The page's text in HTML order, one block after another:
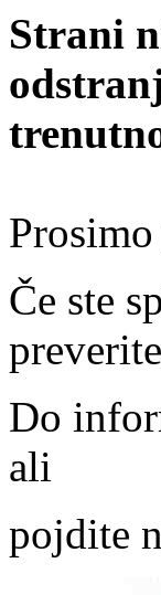
Strani
Če ste
Do
ali
pojdite